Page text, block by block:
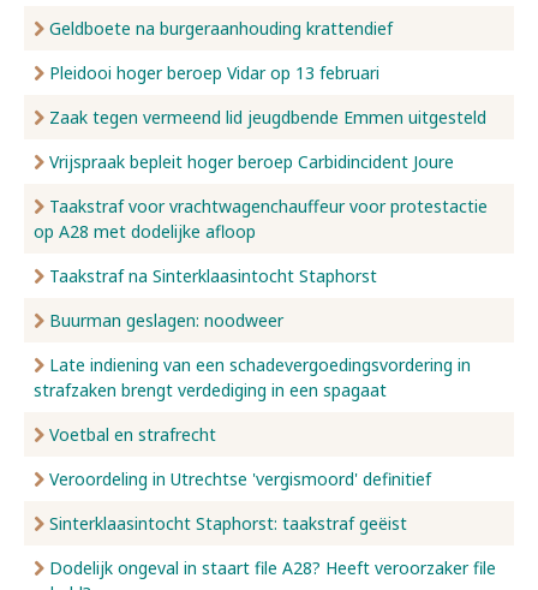
Geldboete na burgeraanhouding krattendief
Pleidooi hoger beroep Vidar op 13 februari
Zaak tegen vermeend lid jeugdbende Emmen uitgesteld
Vrijspraak bepleit hoger beroep Carbidincident Joure
Taakstraf voor vrachtwagenchauffeur voor protestactie
op A28 met dodelijke afloop
Taakstraf na Sinterklaasintocht Staphorst
Buurman geslagen: noodweer
Late indiening van een schadevergoedingsvordering in
strafzaken brengt verdediging in een spagaat
Voetbal en strafrecht
Veroordeling in Utrechtse 'vergismoord' definitief
Sinterklaasintocht Staphorst: taakstraf geëist
Dodelijk ongeval in staart file A28? Heeft veroorzaker file